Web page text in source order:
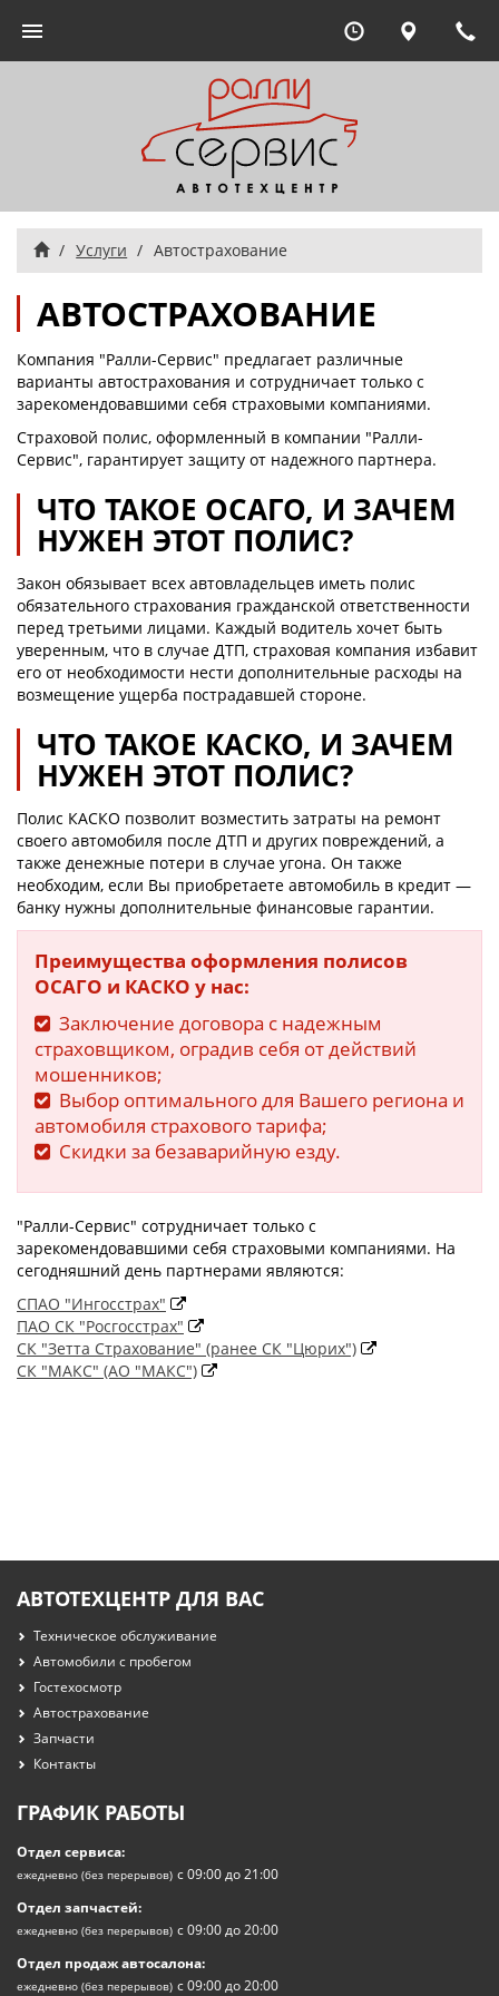
Главная
Услуги Автострахование
АВТОСТРАХОВАНИЕ
Компания "Ралли-Сервис" предлагает различные
варианты автострахования и сотрудничает только с
зарекомендовавшими себя страховыми компаниями.
Страховой полис, оформленный в компании "Ралли-
Сервис", гарантирует защиту от надежного партнера.
ЧТО ТАКОЕ ОСАГО, И ЗАЧЕМ
НУЖЕН ЭТОТ ПОЛИС?
Закон обязывает всех автовладельцев иметь полис
обязательного страхования гражданской ответственности
перед третьими лицами. Каждый водитель хочет быть
уверенным, что в случае ДТП, страховая компания избавит
его от необходимости нести дополнительные расходы на
возмещение ущерба пострадавшей стороне.
ЧТО ТАКОЕ КАСКО, И ЗАЧЕМ
НУЖЕН ЭТОТ ПОЛИС?
Полис КАСКО позволит возместить затраты на ремонт
своего автомобиля после ДТП и других повреждений, а
также денежные потери в случае угона. Он также
необходим, если Вы приобретаете автомобиль в кредит —
банку нужны дополнительные финансовые гарантии.
Преимущества оформления полисов
ОСАГО и КАСКО у нас:
Заключение договора с надежным
страховщиком, оградив себя от действий
мошенников;
Выбор оптимального для Вашего региона и
автомобиля страхового тарифа;
Скидки за безаварийную езду.
"Ралли-Сервис" сотрудничает только с
зарекомендовавшими себя страховыми компаниями. На
сегодняшний день партнерами являются:
СПАО "Ингосстрах"
ПАО СК "Росгосстрах"
СК "Зетта Страхование" (ранее СК "Цюрих")
СК "МАКС" (АО "МАКС")
Переключить
ЕжедневноМосква,
АВТОТЕХЦЕНТР ДЛЯ ВАС
Техническое обслуживание
Автомобили с пробегом
Гостехосмотр
Автострахование
Запчасти
Контакты
ГРАФИК РАБОТЫ
Отдел сервиса:
ежедневно (без перерывов) с 09:00 до 21:00
Отдел запчастей:
ежедневно (без перерывов) с 09:00 до 20:00
Отдел продаж автосалона:
ежедневно (без перерывов) с 09:00 до 20:00